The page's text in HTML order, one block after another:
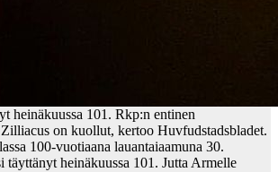
heinäkuussa 101. Rkp:n entinen
Zilliacus on kuollut, kertoo Huvfudstadsbladet.
100-vuotiaana lauantaiaamuna 30.
heinäkuussa 101. Jutta Armelle